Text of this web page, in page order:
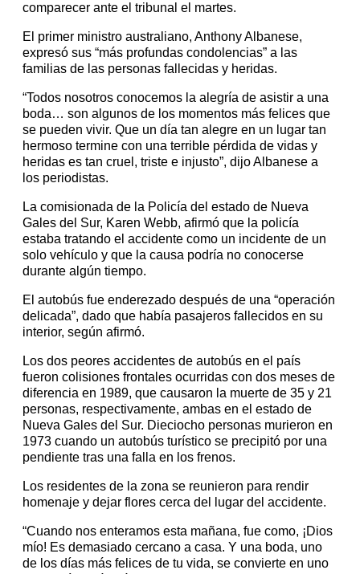
comparecer ante el tribunal el martes.
El primer ministro australiano, Anthony Albanese,
expresó sus “más profundas condolencias” a las
familias de las personas fallecidas y heridas.
“Todos nosotros conocemos la alegría de asistir a una
boda… son algunos de los momentos más felices que
se pueden vivir. Que un día tan alegre en un lugar tan
hermoso termine con una terrible pérdida de vidas y
heridas es tan cruel, triste e injusto”, dijo Albanese a
los periodistas.
La comisionada de la Policía del estado de Nueva
Gales del Sur, Karen Webb, afirmó que la policía
estaba tratando el accidente como un incidente de un
solo vehículo y que la causa podría no conocerse
durante algún tiempo.
El autobús fue enderezado después de una “operación
delicada”, dado que había pasajeros fallecidos en su
interior, según afirmó.
Los dos peores accidentes de autobús en el país
fueron colisiones frontales ocurridas con dos meses de
diferencia en 1989, que causaron la muerte de 35 y 21
personas, respectivamente, ambas en el estado de
Nueva Gales del Sur. Dieciocho personas murieron en
1973 cuando un autobús turístico se precipitó por una
pendiente tras una falla en los frenos.
Los residentes de la zona se reunieron para rendir
homenaje y dejar flores cerca del lugar del accidente.
“Cuando nos enteramos esta mañana, fue como, ¡Dios
mío! Es demasiado cercano a casa. Y una boda, uno
de los días más felices de tu vida, se convierte en uno